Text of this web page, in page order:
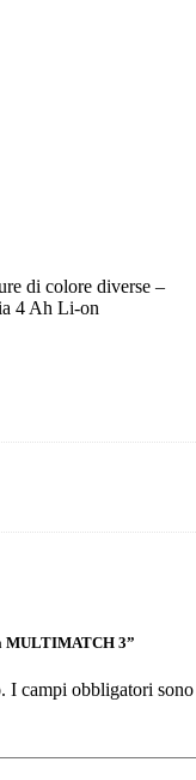
di colore diverse –
4 Ah Li-on
MULTIMATCH 3”
I campi obbligatori sono